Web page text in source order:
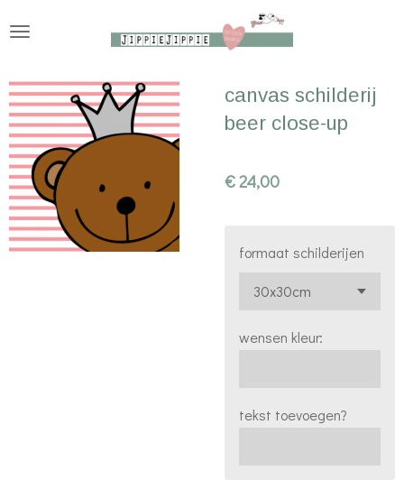
de
hoofdinhoud
canvas schilderij
beer close-up
€ 24,00
formaat schilderijen
wensen kleur:
tekst toevoegen?